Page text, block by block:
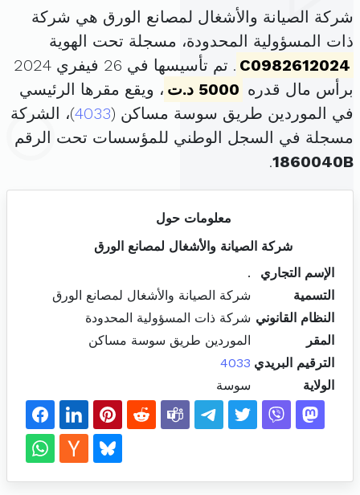
شركة الصيانة والأشغال لمصانع الورق هي شركة
ذات المسؤولية المحدودة، مسجلة تحت الهوية
C0982612024
. تم تأسيسها في 26 فيفري 2024
برأس مال قدره 5000 د.ت
، ويقع مقرها الرئيسي
في الموردين طريق سوسة مساكن (4033)، الشركة
مسجلة في السجل الوطني للمؤسسات تحت الرقم
1860040B
.
معلومات حول
شركة الصيانة والأشغال لمصانع الورق
الإسم التجاري
.
التسمية
شركة الصيانة والأشغال لمصانع الورق
النظام القانوني شركة ذات المسؤولية المحدودة
المقر
الموردين طريق سوسة مساكن
الترقيم البريدي 4033
الولاية
سوسة